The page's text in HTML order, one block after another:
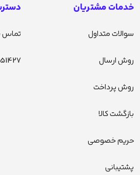
خدمات مشتریان
سوالات متداول
روش ارسال
روش پرداخت
بازگشت کالا
حریم خصوصی
پشتیبانی
تماس